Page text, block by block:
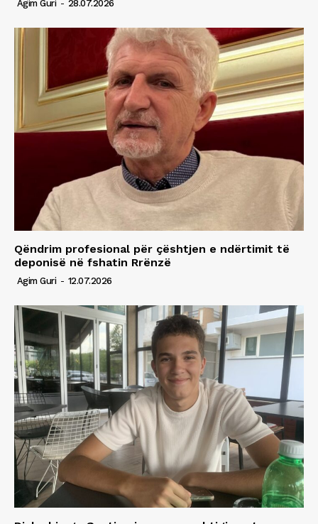
Agim Guri - 28.07.2026
Qëndrim profesional për çështjen e ndërtimit të
deponisë në fshatin Rrënzë
Agim Guri - 12.07.2026